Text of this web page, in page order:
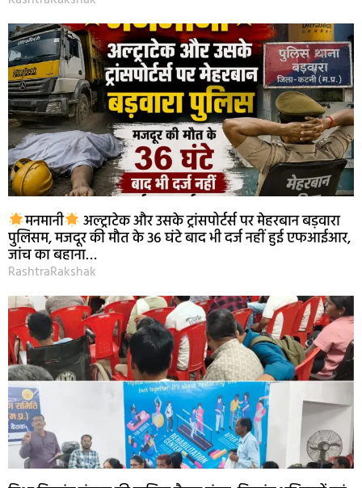
मनमानी अल्ट्राटेक और उसके ट्रांसपोर्टर्स पर मेहरबान बड़वारा
पुलिसम, मजदूर की मौत के 36 घंटे बाद भी दर्ज नहीं हुई एफआईआर,
जांच का बहाना…
RashtraRakshak